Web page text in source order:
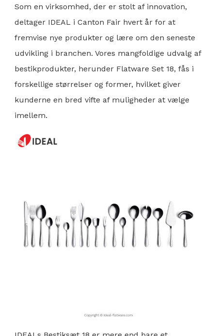
Som en virksomhed, der er stolt af innovation,
deltager IDEAL i Canton Fair hvert år for at
fremvise nye produkter og lære om den seneste
udvikling i branchen. Vores mangfoldige udvalg af
bestikprodukter, herunder Flatware Set 18, fås i
forskellige størrelser og former, hvilket giver
kunderne en bred vifte af muligheder at vælge
imellem.